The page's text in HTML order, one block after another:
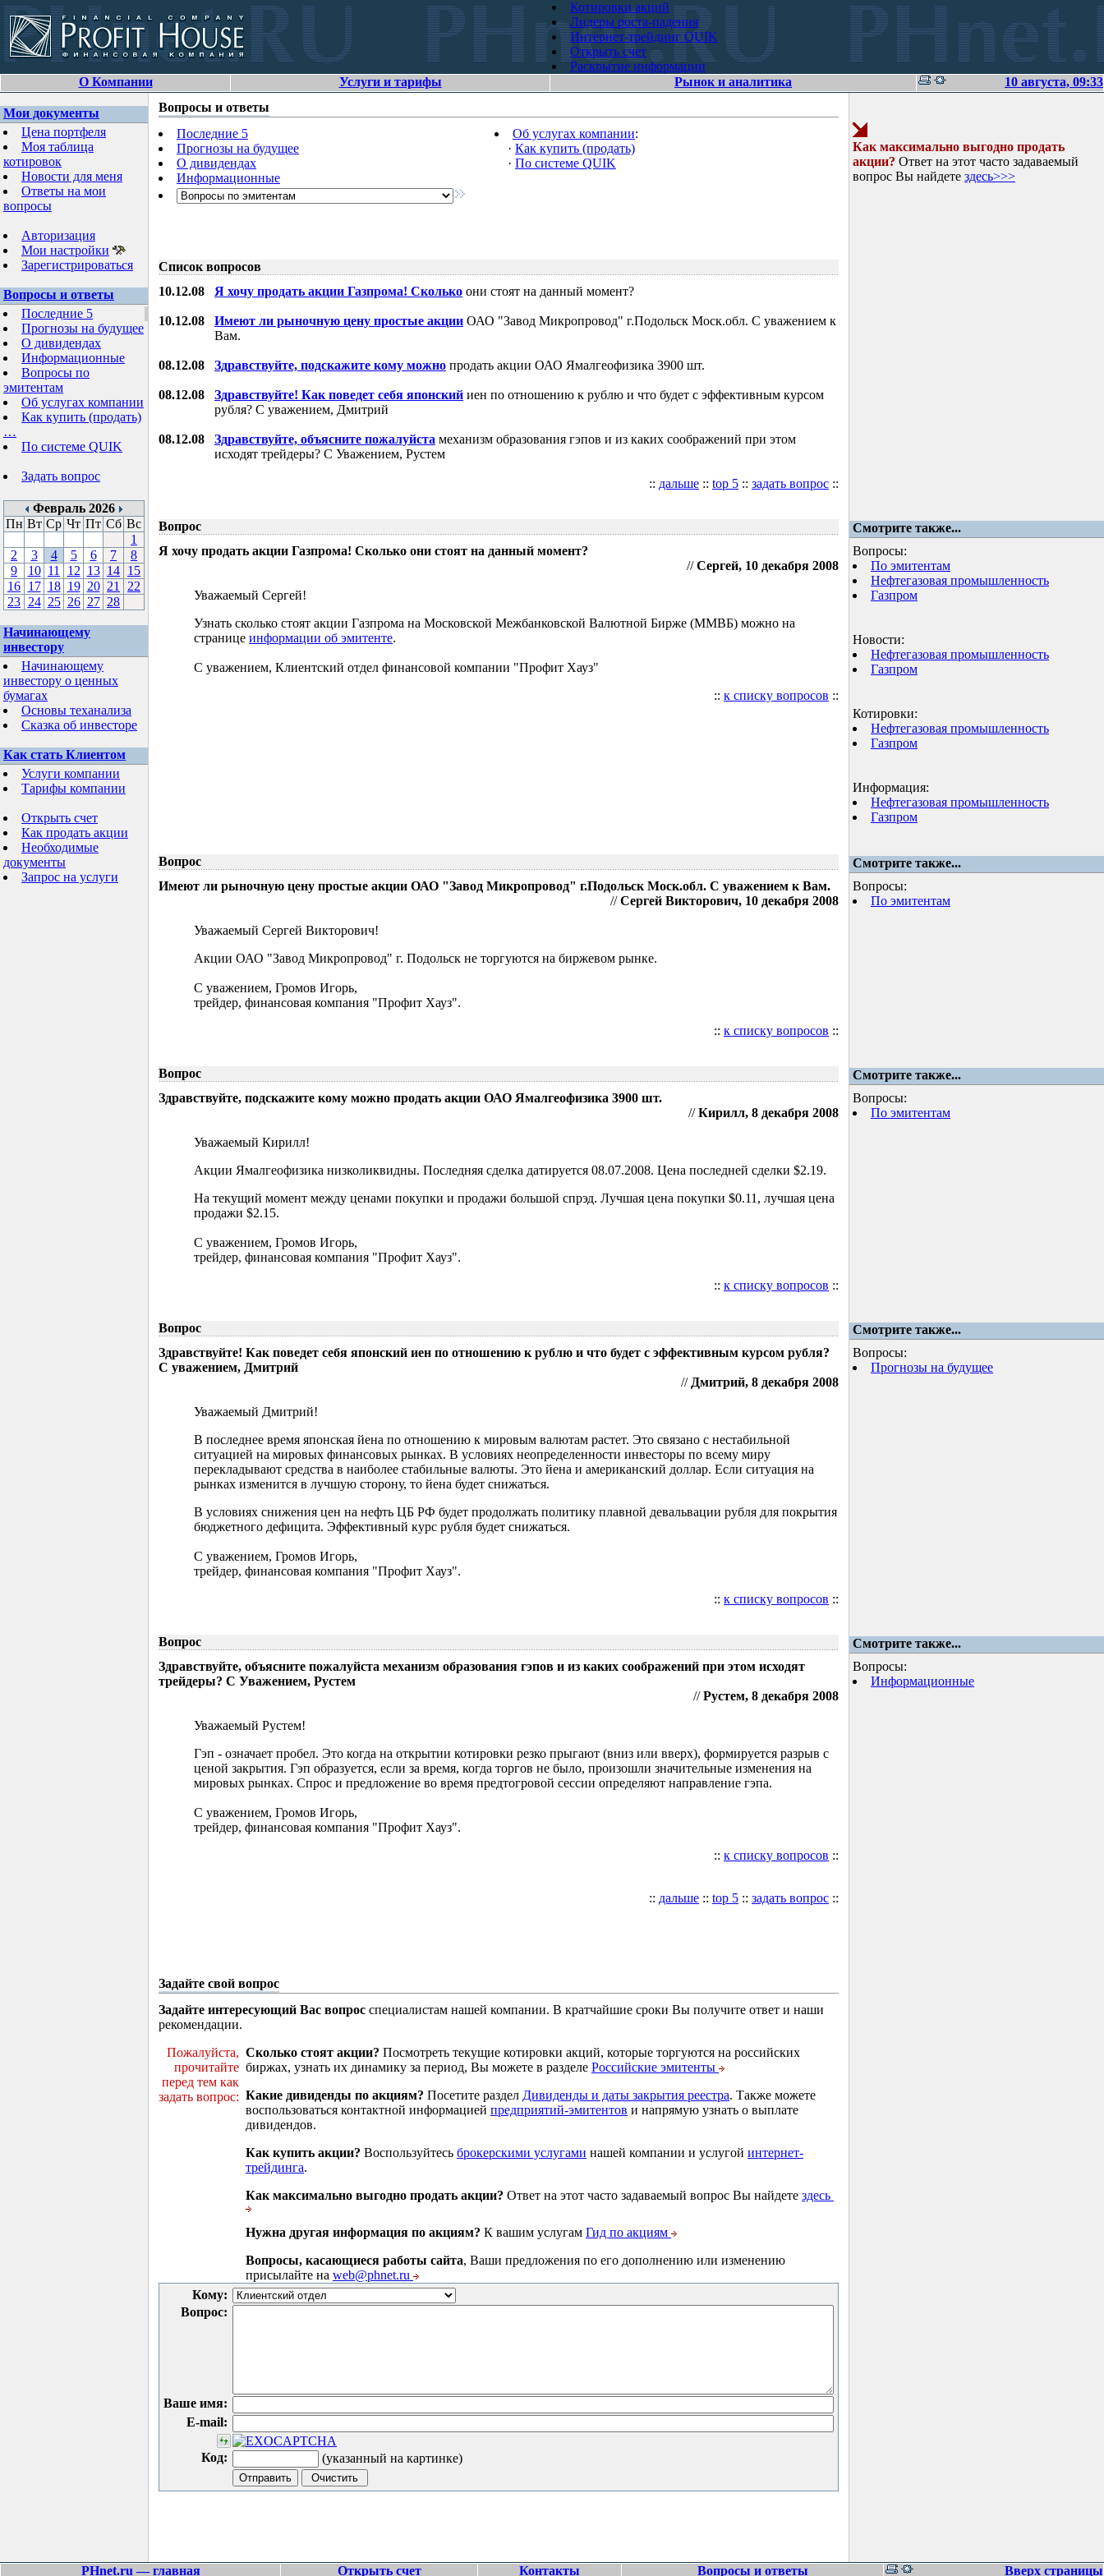
Котировки акций
Лидеры роста-падения
Интернет-трейдинг QUIK
Открыть счет
Раскрытие информации
О Компании
Услуги и тарифы Рынок и аналитика 10 августа, 09:33
Мои документы
Цена портфеля
Моя таблица
котировок
Новости для меня
Ответы на мои
вопросы
Авторизация
Мои настройки
Зарегистрироваться
Вопросы и ответы
Последние 5
Прогнозы на будущее
О дивидендах
Информационные
Вопросы по
эмитентам
Об услугах компании
Как купить (продать)
…
По системе QUIK
Задать вопрос
Февраль 2026
Пн Вт Ср Чт Пт Сб Вс
1
2
3 4 5 6 7
8
9
10 11 12 13 14 15
16 17 18 19 20 21
22
23 24 25 26 27 28
Начинающему
инвестору
Начинающему
инвестору о ценных
бумагах
Основы теханализа
Сказка об инвесторе
Как стать Клиентом
Услуги компании
Тарифы компании
Открыть счет
Как продать акции
Необходимые
документы
Запрос на услуги
Вопросы и ответы
Последние 5
Прогнозы на будущее
О дивидендах
Информационные
Об услугах компании:
· Как купить (продать)
· По системе QUIK
Список вопросов
10.12.08 Я хочу продать акции Газпрома! Сколько они стоят на данный момент?
10.12.08 Имеют ли рыночную цену простые акции ОАО "Завод Микропровод" г.Подольск Моск.обл. С уважением к
Вам.
08.12.08 Здравствуйте, подскажите кому можно продать акции ОАО Ямалгеофизика 3900 шт.
08.12.08 Здравствуйте! Как поведет себя японский иен по отношению к рублю и что будет с эффективным курсом
рубля? С уважением, Дмитрий
08.12.08 Здравствуйте, объясните пожалуйста механизм образования гэпов и из каких соображений при этом
исходят трейдеры? С Уважением, Рустем
:: дальше :: top 5 :: задать вопрос ::
Как максимально выгодно продать
акции? Ответ на этот часто задаваемый
вопрос Вы найдете здесь>>>
Вопрос
Смотрите также...
Я хочу продать акции Газпрома! Сколько они стоят на данный момент?
//Сергей, 10 декабря 2008
Уважаемый Сергей!
Узнать сколько стоят акции Газпрома на Московской Межбанковской Валютной Бирже (ММВБ) можно на
странице информации об эмитенте.
С уважением, Клиентский отдел финансовой компании "Профит Хауз"
:: к списку вопросов ::
Вопросы:
По эмитентам
Нефтегазовая промышленность
Газпром
Новости:
Нефтегазовая промышленность
Газпром
Котировки:
Нефтегазовая промышленность
Газпром
Информация:
Нефтегазовая промышленность
Газпром
Вопрос
Смотрите также...
Имеют ли рыночную цену простые акции ОАО "Завод Микропровод" г.Подольск Моск.обл. С уважением к Вам.
//Сергей Викторович, 10 декабря 2008
Уважаемый Сергей Викторович!
Акции ОАО "Завод Микропровод" г. Подольск не торгуются на биржевом рынке.
С уважением, Громов Игорь,
трейдер, финансовая компания "Профит Хауз".
:: к списку вопросов ::
Вопросы:
По эмитентам
Вопрос
Смотрите также...
Здравствуйте, подскажите кому можно продать акции ОАО Ямалгеофизика 3900 шт.
//Кирилл, 8 декабря 2008
Уважаемый Кирилл!
Акции Ямалгеофизика низколиквидны. Последняя сделка датируется 08.07.2008. Цена последней сделки $2.19.
На текущий момент между ценами покупки и продажи большой спрэд. Лучшая цена покупки $0.11, лучшая цена
продажи $2.15.
С уважением, Громов Игорь,
трейдер, финансовая компания "Профит Хауз".
:: к списку вопросов ::
Вопросы:
По эмитентам
Вопрос
Смотрите также...
Здравствуйте! Как поведет себя японский иен по отношению к рублю и что будет с эффективным курсом рубля?
С уважением, Дмитрий
// Дмитрий, 8 декабря 2008
Уважаемый Дмитрий!
В последнее время японская йена по отношению к мировым валютам растет. Это связано с нестабильной
ситуацией на мировых финансовых рынках. В условиях неопределенности инвесторы по всему миру
перекладывают средства в наиболее стабильные валюты. Это йена и американский доллар. Если ситуация на
рынках изменится в лучшую сторону, то йена будет снижаться.
В условиях снижения цен на нефть ЦБ РФ будет продолжать политику плавной девальвации рубля для покрытия
бюджетного дефицита. Эффективный курс рубля будет снижаться.
С уважением, Громов Игорь,
трейдер, финансовая компания "Профит Хауз".
:: к списку вопросов ::
Вопросы:
Прогнозы на будущее
Вопрос
Смотрите также...
Здравствуйте, объясните пожалуйста механизм образования гэпов и из каких соображений при этом исходят
трейдеры? С Уважением, Рустем
//Рустем, 8 декабря 2008
Уважаемый Рустем!
Гэп - означает пробел. Это когда на открытии котировки резко прыгают (вниз или вверх), формируется разрыв с
ценой закрытия. Гэп образуется, если за время, когда торгов не было, произошли значительные изменения на
мировых рынках. Спрос и предложение во время предтогровой сессии определяют направление гэпа.
С уважением, Громов Игорь,
трейдер, финансовая компания "Профит Хауз".
:: к списку вопросов ::
Вопросы:
Информационные
:: дальше :: top 5 :: задать вопрос ::
Задайте свой вопрос
Задайте интересующий Вас вопрос специалистам нашей компании. В кратчайшие сроки Вы получите ответ и наши
рекомендации.
Пожалуйста,
прочитайте
перед тем как
задать вопрос:
Сколько стоят акции? Посмотреть текущие котировки акций, которые торгуются на российских
биржах, узнать их динамику за период, Вы можете в разделе Российские эмитенты
Какие дивиденды по акциям? Посетите раздел Дивиденды и даты закрытия реестра. Также можете
воспользоваться контактной информацией предприятий-эмитентов и напрямую узнать о выплате
дивидендов.
Как купить акции? Воспользуйтесь брокерскими услугами нашей компании и услугой интернет-
трейдинга.
Как максимально выгодно продать акции? Ответ на этот часто задаваемый вопрос Вы найдете здесь
Нужна другая информация по акциям? К вашим услугам Гид по акциям
Вопросы, касающиеся работы сайта, Ваши предложения по его дополнению или изменению
присылайте на web@phnet.ru
Кому:
Вопрос:
Ваше имя:
E-mail:
Код: (указанный на картинке)
PHnet.ru — главная Открыть счет Контакты Вопросы и ответы Вверх страницы